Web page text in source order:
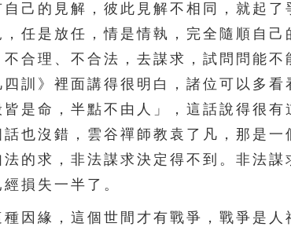
己的見解，彼此見解不相同，就起
任是放任，情是情執，完全隨順自
合理、不合法，去謀求，試問問能
訓》裡面講得很明白，諸位可以多
是命，半點不由人」，這話說得很
也沒錯，雲谷禪師教袁了凡，那是
的求，非法謀求決定得不到。非法
損失一半了。
緣，這個世間才有戰爭，戰爭是人